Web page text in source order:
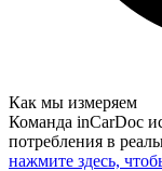
Как мы измеряем
Команда inCarDoc
потребления в
нажмите здесь,